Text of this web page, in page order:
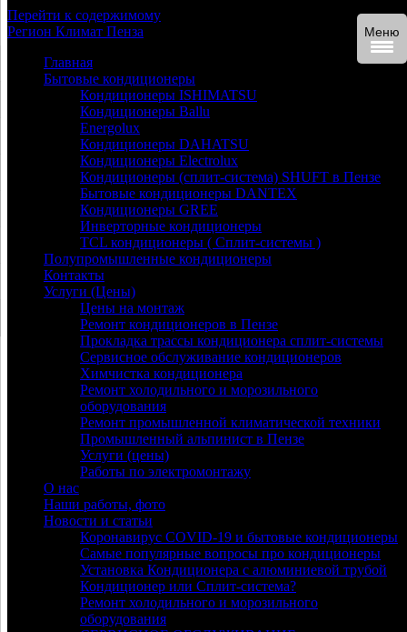
Перейти к содержимому
Регион Климат Пенза
Главная
Бытовые кондиционеры
Кондиционеры ISHIMATSU
Кондиционеры Ballu
Energolux
Кондиционеры DAHATSU
Кондиционеры Electrolux
Кондиционеры (сплит-система) SHUFT в Пензе
Бытовые кондиционеры DANTEX
Кондиционеры GREE
Инверторные кондиционеры
TCL кондиционеры ( Сплит-системы )
Полупромышленные кондиционеры
Контакты
Услуги (Цены)
Цены на монтаж
Ремонт кондиционеров в Пензе
Прокладка трассы кондиционера сплит-системы
Сервисное обслуживание кондиционеров
Химчистка кондиционера
Ремонт холодильного и морозильного
оборудования
Ремонт промышленной климатической техники
Промышленный альпинист в Пензе
Услуги (цены)
Работы по электромонтажу
О нас
Наши работы, фото
Новости и статьи
Коронавирус COVID-19 и бытовые кондиционеры
Самые популярные вопросы про кондиционеры
Установка Кондиционера с алюминиевой трубой
Кондиционер или Сплит-система?
Ремонт холодильного и морозильного
оборудования
Меню